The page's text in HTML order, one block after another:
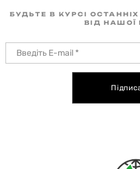
БУДЬТЕ В КУРСІ
ВІД НАШОЇ